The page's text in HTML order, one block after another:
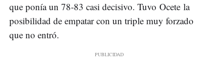
que ponía un 78-83 casi decisivo. Tuvo Ocete la
posibilidad de empatar con un triple muy forzado
que no entró.